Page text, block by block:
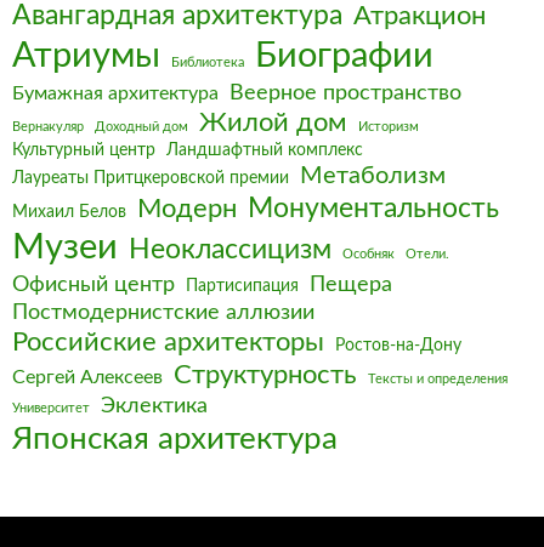
Авангардная архитектура Атракцион
Атриумы Библиотека Биографии
Бумажная архитектура Веерное пространство
Вернакуляр Доходный дом Жилой дом Историзм
Культурный центр
Ландшафтный комплекс
Лауреаты Притцкеровской премии
Метаболизм
Михаил Белов Модерн Монументальность
Музеи Неоклассицизм Особняк Отели.
Офисный центр Партисипация
Пещера
Постмодернистские аллюзии
Российские архитекторы Ростов-на-Дону
Сергей Алексеев Структурность Тексты и определения
Университет Эклектика
Японская архитектура